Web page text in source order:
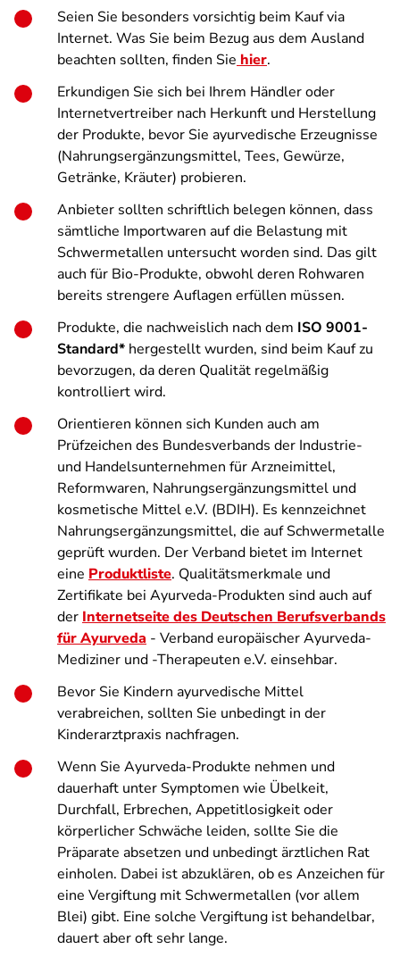
Seien Sie besonders vorsichtig beim Kauf via
Internet. Was Sie beim Bezug aus dem Ausland
beachten sollten, finden Sie hier.
Erkundigen Sie sich bei Ihrem Händler oder
Internetvertreiber nach Herkunft und Herstellung
der Produkte, bevor Sie ayurvedische Erzeugnisse
(Nahrungsergänzungsmittel, Tees, Gewürze,
Getränke, Kräuter) probieren.
Anbieter sollten schriftlich belegen können, dass
sämtliche Importwaren auf die Belastung mit
Schwermetallen untersucht worden sind. Das gilt
auch für Bio-Produkte, obwohl deren Rohwaren
bereits strengere Auflagen erfüllen müssen.
Produkte, die nachweislich nach dem ISO 9001-
Standard* hergestellt wurden, sind beim Kauf zu
bevorzugen, da deren Qualität regelmäßig
kontrolliert wird.
Orientieren können sich Kunden auch am
Prüfzeichen des Bundesverbands der Industrie-
und Handelsunternehmen für Arzneimittel,
Reformwaren, Nahrungsergänzungsmittel und
kosmetische Mittel e.V. (BDIH). Es kennzeichnet
Nahrungsergänzungsmittel, die auf Schwermetalle
geprüft wurden. Der Verband bietet im Internet
eine Produktliste. Qualitätsmerkmale und
Zertifikate bei Ayurveda-Produkten sind auch auf
der Internetseite des Deutschen Berufsverbands
für Ayurveda - Verband europäischer Ayurveda-
Mediziner und -Therapeuten e.V. einsehbar.
Bevor Sie Kindern ayurvedische Mittel
verabreichen, sollten Sie unbedingt in der
Kinderarztpraxis nachfragen.
Wenn Sie Ayurveda-Produkte nehmen und
dauerhaft unter Symptomen wie Übelkeit,
Durchfall, Erbrechen, Appetitlosigkeit oder
körperlicher Schwäche leiden, sollte Sie die
Präparate absetzen und unbedingt ärztlichen Rat
einholen. Dabei ist abzuklären, ob es Anzeichen für
eine Vergiftung mit Schwermetallen (vor allem
Blei) gibt. Eine solche Vergiftung ist behandelbar,
dauert aber oft sehr lange.